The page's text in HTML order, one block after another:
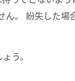
。 紛失した場
う。